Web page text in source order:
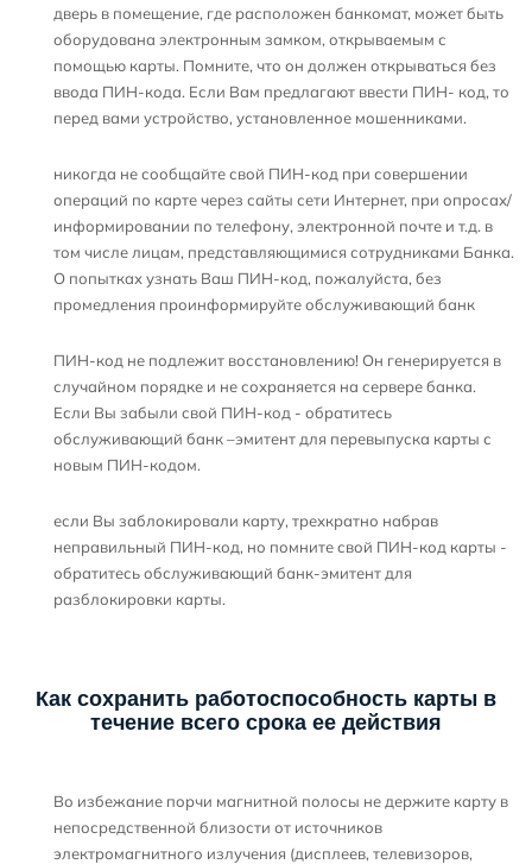
дверь в помещение, где расположен банкомат, может быть
оборудована электронным замком, открываемым с
помощью карты. Помните, что он должен открываться без
ввода ПИН-кода. Если Вам предлагают ввести ПИН- код, то
перед вами устройство, установленное мошенниками.
никогда не сообщайте свой ПИН-код при совершении
операций по карте через сайты сети Интернет, при опросах/
информировании по телефону, электронной почте и т.д. в
том числе лицам, представляющимися сотрудниками Банка.
О попытках узнать Ваш ПИН-код, пожалуйста, без
промедления проинформируйте обслуживающий банк
ПИН-код не подлежит восстановлению! Он генерируется в
случайном порядке и не сохраняется на сервере банка.
Если Вы забыли свой ПИН-код - обратитесь
обслуживающий банк –эмитент для перевыпуска карты с
новым ПИН-кодом.
если Вы заблокировали карту, трехкратно набрав
неправильный ПИН-код, но помните свой ПИН-код карты -
обратитесь обслуживающий банк-эмитент для
разблокировки карты.
Как сохранить работоспособность карты в
течение всего срока ее действия
Во избежание порчи магнитной полосы не держите карту в
непосредственной близости от источников
электромагнитного излучения (дисплеев, телевизоров,